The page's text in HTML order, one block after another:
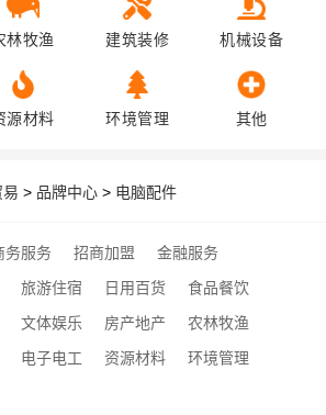
林牧渔 建筑装修 机械设备
源材料 环境管理 其他
易 > 品牌中心 > 电脑配件
务服务 招商加盟
金融服务
旅游住宿 日用百货
食品餐饮
文体娱乐 房产地产
农林牧渔
电子电工 资源材料
环境管理